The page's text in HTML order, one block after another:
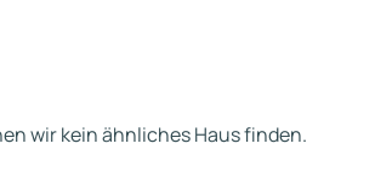
wir kein ähnliches Haus finden.